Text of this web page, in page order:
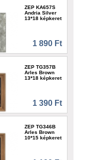
ZEP KA657S
Andria Silver
13*18 képkeret
1 890 Ft
ZEP TG357B
Arles Brown
13*18 képkeret
1 390 Ft
ZEP TG346B
Arles Brown
10*15 képkeret